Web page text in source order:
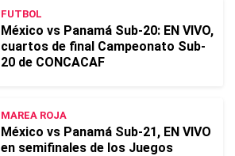
FUTBOL
México vs Panamá Sub-20: EN VIVO,
cuartos de final Campeonato Sub-
20 de CONCACAF
MAREA ROJA
México vs Panamá Sub-21, EN VIVO
en semifinales de los Juegos